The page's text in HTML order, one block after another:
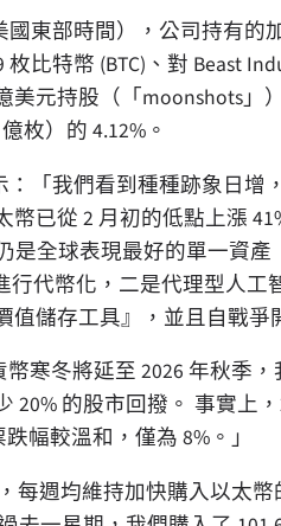
國東部時間），公司持有的
枚比特幣 (BTC)、對 Beast
億美元持股（「moonshots
枚）的 4.12%。
：「我們看到種種跡象日
已從 2 月初的低點上漲
是全球表現最好的單一資
行代幣化，二是代理型人
儲存工具』，並且自戰爭
寒冬將延至 2026 年秋季
的股市回撥。 事實上
幅較溫和，僅為 8%。」
每週均維持加快購入以太